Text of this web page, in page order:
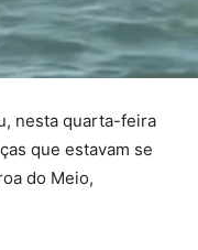
nesta quarta-feira
que estavam se
do Meio,